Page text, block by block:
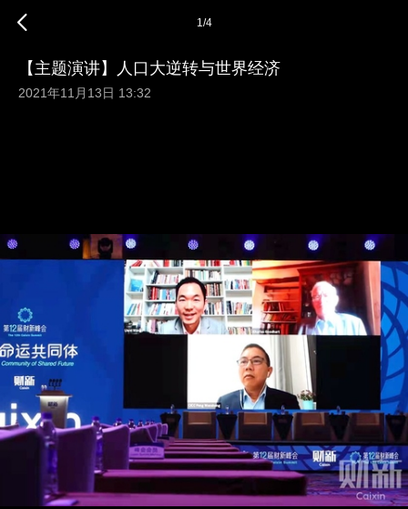
1/4
【主题演讲】人口大逆转与世界经济
2021年11月13日 13:32